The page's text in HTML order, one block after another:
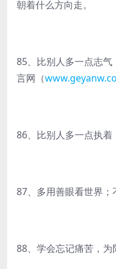
朝着什么方向走。
85、比别人多一点志
言网（
86、比别人多一点执着
87、多用善眼看世界；
88、学会忘记痛苦，为